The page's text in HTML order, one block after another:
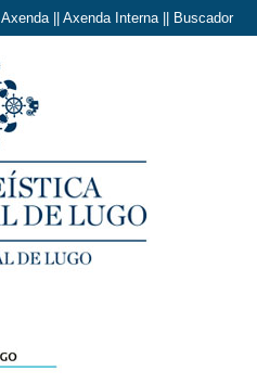
Axenda|| Axenda Interna|| Buscador